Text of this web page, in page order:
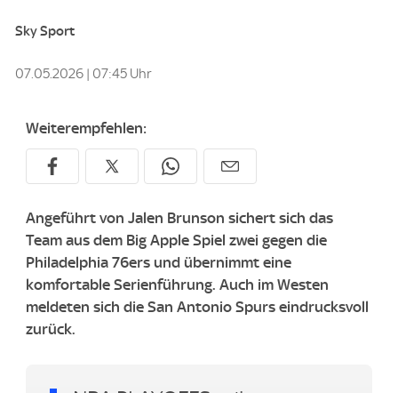
Sky Sport
07.05.2026 | 07:45 Uhr
Weiterempfehlen:
Angeführt von Jalen Brunson sichert sich das
Team aus dem Big Apple Spiel zwei gegen die
Philadelphia 76ers und übernimmt eine
komfortable Serienführung. Auch im Westen
meldeten sich die San Antonio Spurs eindrucksvoll
zurück.